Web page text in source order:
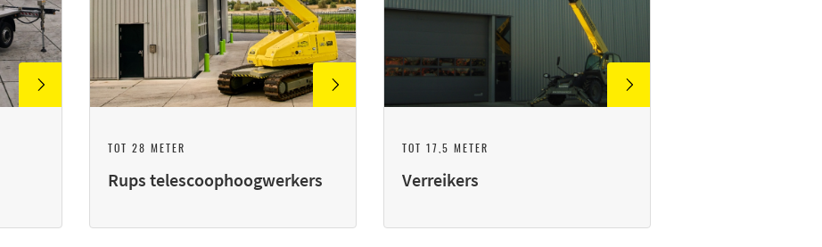
TOT 28 METER
Rups telescoophoogwerkers
TOT 17,5 METER
Verreikers